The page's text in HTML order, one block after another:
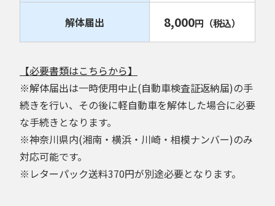
解体届出 8,000円 （税込）
【必要書類はこちらから】
※解体届出は一時使用中止(自動車検査証返納届)の手
続きを行い、その後に軽自動車を解体した場合に必要
な手続きとなります。
※神奈川県内(湘南・横浜・川崎・相模ナンバー)のみ
対応可能です。
※レターパック送料370円が別途必要となります。